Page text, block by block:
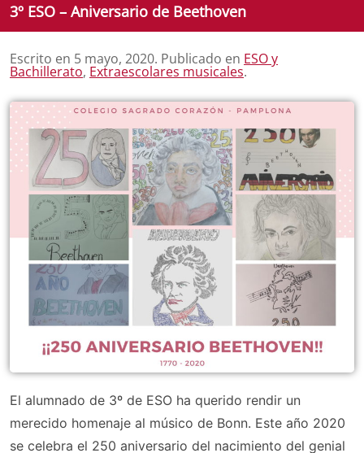
3º ESO – Aniversario de Beethoven
Escrito en 5 mayo, 2020. Publicado en ESO y
Bachillerato, Extraescolares musicales.
El alumnado de 3º de ESO ha querido rendir un
merecido homenaje al músico de Bonn. Este año 2020
se celebra el 250 aniversario del nacimiento del genial